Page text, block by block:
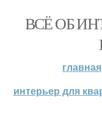
ВСЁ ОБ
главная
интерьер для